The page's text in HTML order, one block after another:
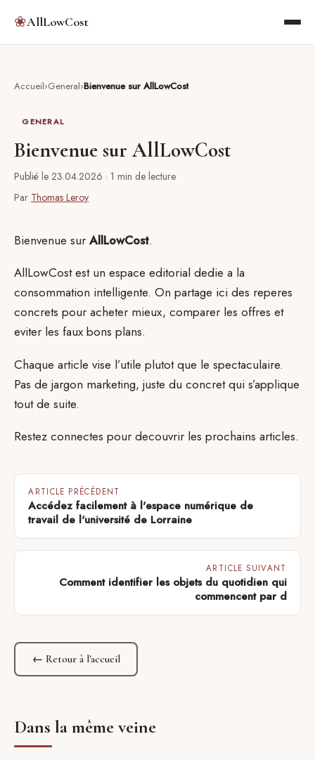
❀AllLowCost
Accueil General Bienvenue sur AllLowCost
GENERAL
Bienvenue sur AllLowCost
Publié le 23.04.2026 · 1 min de lecture
Par Thomas Leroy
Bienvenue sur AllLowCost.
AllLowCost est un espace editorial dedie a la
consommation intelligente. On partage ici des reperes
concrets pour acheter mieux, comparer les offres et
eviter les faux bons plans.
Chaque article vise l’utile plutot que le spectaculaire.
Pas de jargon marketing, juste du concret qui s’applique
tout de suite.
Restez connectes pour decouvrir les prochains articles.
ARTICLE PRÉCÉDENT
Accédez facilement à l'espace numérique de
travail de l'université de Lorraine
ARTICLE SUIVANT
Comment identifier les objets du quotidien qui
commencent par d
← Retour à l'accueil
Dans la même veine